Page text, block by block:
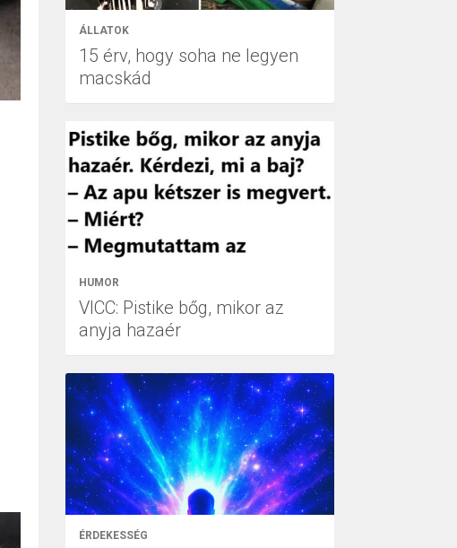
ÁLLATOK
15 érv, hogy soha ne legyen
macskád
HUMOR
VICC: Pistike bőg, mikor az
anyja hazaér
ÉRDEKESSÉG